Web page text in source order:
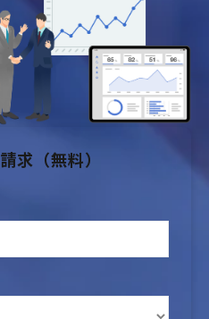
求（無料）